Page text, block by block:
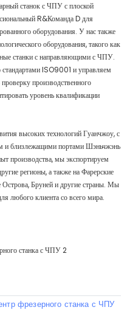
станок с ЧПУ с плоской
R&Команда D для
оборудования. У нас также
оборудования, такого как
станки с направляющими с ЧПУ.
ISO9001 и управляем
производственного
уровень квалификации
высоких технологий Гуанчжоу, с
и близлежащими портами Шэньчжэнь
производства, мы экспортируем
регионы, а также на Фарерские
Острова, Бруней и другие страны. Мы
любого клиента со всего мира.
фрезерного станка с ЧПУ